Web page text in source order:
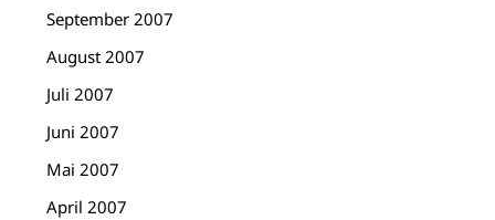
September 2007
August 2007
Juli 2007
Juni 2007
Mai 2007
April 2007